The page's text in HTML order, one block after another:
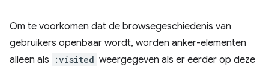
Om te voorkomen dat de browsegeschiedenis van
gebruikers openbaar wordt, worden anker-elementen
alleen als
:visited weergegeven als er eerder op deze